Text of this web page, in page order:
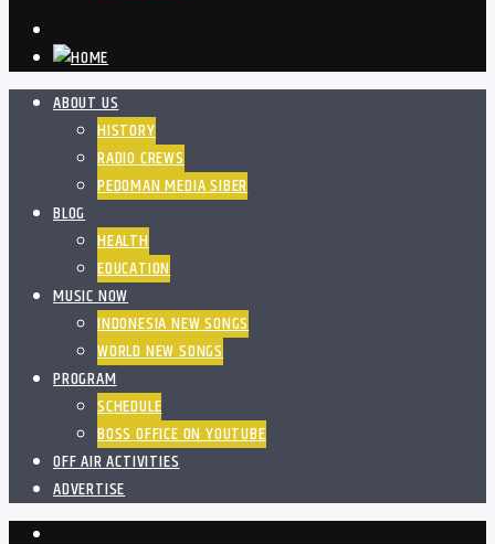
ABOUT US
HISTORY
RADIO CREWS
PEDOMAN MEDIA SIBER
BLOG
HEALTH
EDUCATION
MUSIC NOW
INDONESIA NEW SONGS
WORLD NEW SONGS
PROGRAM
SCHEDULE
BOSS OFFICE ON YOUTUBE
OFF AIR ACTIVITIES
ADVERTISE